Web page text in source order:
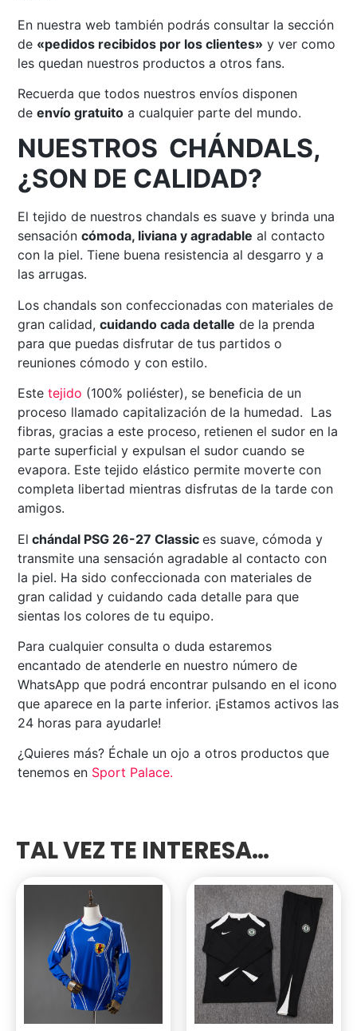
En nuestra web también podrás consultar la sección
de «pedidos recibidos por los clientes» y ver como
les quedan nuestros productos a otros fans.
Recuerda que todos nuestros envíos disponen
deenvío gratuito a cualquier parte del mundo.
NUESTROS CHÁNDALS,
¿SON DE CALIDAD?
El tejido de nuestros chandals es suave y brinda una
sensacióncómoda, liviana y agradable al contacto
con la piel. Tiene buena resistencia al desgarro y a
las arrugas.
Los chandals son confeccionadas con materiales de
gran calidad,cuidando cada detalle de la prenda
para que puedas disfrutar de tus partidos o
reuniones cómodo y con estilo.
Estetejido (100% poliéster), se beneficia de un
proceso llamado capitalización de la humedad. Las
fibras, gracias a este proceso, retienen el sudor en la
parte superficial y expulsan el sudor cuando se
evapora. Este tejido elástico permite moverte con
completa libertad mientras disfrutas de la tarde con
amigos.
El chándal PSG 26-27 Classices suave, cómoda y
transmite una sensación agradable al contacto con
la piel. Ha sido confeccionada con materiales de
gran calidad y cuidando cada detalle para que
sientas los colores de tu equipo.
Para cualquier consulta o duda estaremos
encantado de atenderle en nuestro número de
WhatsApp que podrá encontrar pulsando en el icono
que aparece en la parte inferior. ¡Estamos activos las
24 horas para ayudarle!
¿Quieres más? Échale un ojo a otros productos que
tenemos en Sport Palace.
TAL VEZ TE INTERESA…